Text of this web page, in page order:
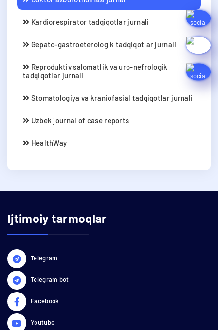
Kardiorespirator tadqiqotlar jurnali
Gepato-gastroeterologik tadqiqotlar jurnali
Reproduktiv salomatlik va uro-nefrologik
tadqiqotlar jurnali
Stomatologiya va kraniofasial tadqiqotlar jurnali
Uzbek journal of case reports
HealthWay
Ijtimoiy tarmoqlar
Telegram
Telegram bot
Facebook
Youtube